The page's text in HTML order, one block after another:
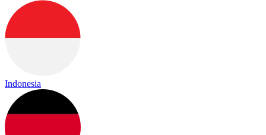
Indonesia